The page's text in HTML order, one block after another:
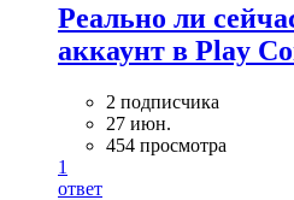
Реально ли
аккаунт в Play
2 подписчика
27 июн.
454 просмотра
1
ответ